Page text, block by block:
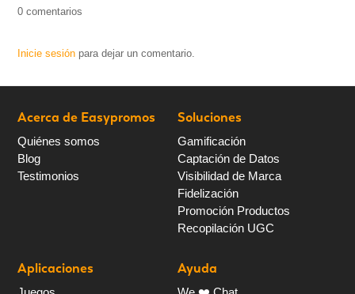
0 comentarios
Inicie sesión para dejar un comentario.
Acerca de Easypromos
Quiénes somos
Blog
Testimonios
Soluciones
Gamificación
Captación de Datos
Visibilidad de Marca
Fidelización
Promoción Productos
Recopilación UGC
Aplicaciones Ayuda